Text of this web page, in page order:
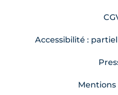
Accessibilité :
Mentions